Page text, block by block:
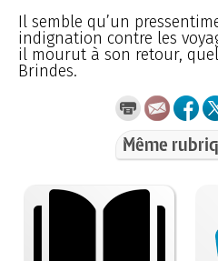
Il semble qu’un
indignation contre les
il mourut à son retour,
Brindes.
Même